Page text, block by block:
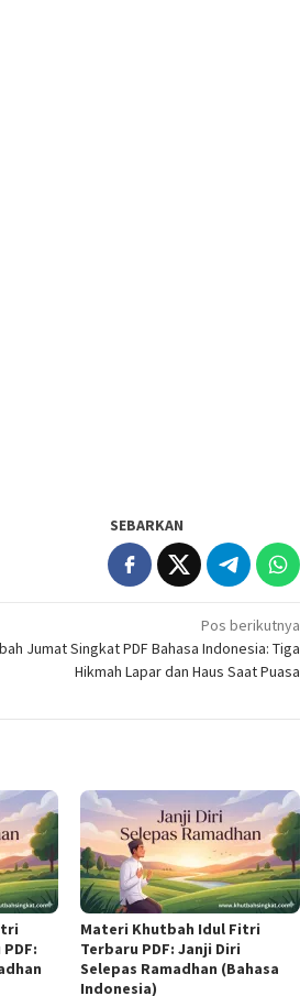
SEBARKAN
Pos berikutnya
Jumat Singkat PDF Bahasa Indonesia: Tiga
Hikmah Lapar dan Haus Saat Puasa
Materi Khutbah Idul Fitri
Terbaru PDF: Janji Diri
Selepas Ramadhan (Bahasa
Indonesia)